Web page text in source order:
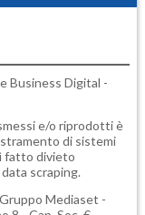
Business Digital -
e/o riprodotti è
di sistemi
fatto divieto
scraping.
Mediaset -